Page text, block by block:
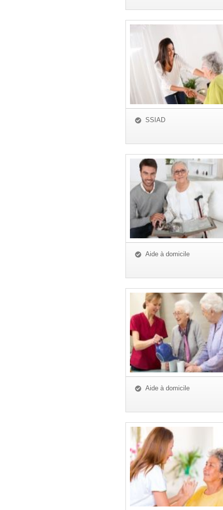
SSIAD
Aide à domicile
Aide à domicile